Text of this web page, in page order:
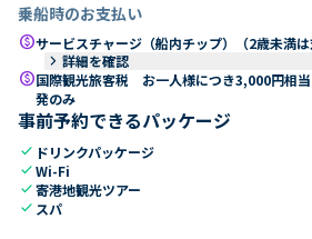
乗船時のお支払い
paidサービスチャージ（船内チップ）（2歳未満は
keyboard_arrow_right 詳細を確認
paid国際観光旅客税 お一人様につき3,000円相
発のみ
事前予約できるパッケージ
check ドリンクパッケージ
checkWi-Fi
check寄港地観光ツアー
check スパ